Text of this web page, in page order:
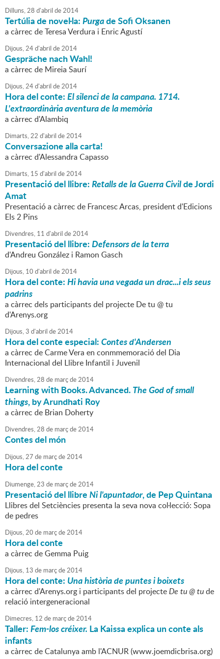
Dilluns,28 d'abril de2014
Tertúlia de novel·la:Purgade Sofi Oksanen
a càrrec de Teresa Verdura i Enric Agustí
Dijous,24d'abril de2014
Gespräche nach Wahl!
a càrrec de Mireia Saurí
Dijous,24d'abril de2014
Hora del conte:El silenci de la campana. 1714.
L'extraordinària aventura de la memòria
a càrrec d'Alambiq
Dimarts,22 d'abril de2014
Conversazione alla carta!
a càrrec d'Alessandra Capasso
Dimarts, 15 d'abril de2014
Presentació del llibre:Retalls de la Guerra Civilde Jordi
Amat
Presentació a càrrec de Francesc Arcas, president d'Edicions
Els 2 Pins
Divendres, 11 d'abril de2014
Presentació del llibre:Defensors de la terra
d'Andreu González i Ramon Gasch
Dijous, 10 d'abril de2014
Hora del conte:Hi havia una vegada un drac...i els seus
padrins
a càrrec dels participants del projecte De tu @ tu
d'Arenys.org
Dijous,3 d'abril de2014
Hora del conte especial:Contes d'Andersen
a càrrec de Carme Vera en conmmemoració del Dia
Internacional del Llibre Infantil i Juvenil
Divendres,28 de marçde2014
Learning with Books. Advanced.The God of small
things, by Arundhati Roy
a càrrec de Brian Doherty
Divendres,28 de marçde2014
Contes del món
Dijous,27 de marçde2014
Hora del conte
Diumenge,23 de marçde2014
Presentació del llibreNi l'apuntador, de Pep Quintana
Llibres del Setciències presenta la seva nova col·lecció: Sopa
de pedres
Dijous,20 de marçde2014
Hora del conte
a càrrec de Gemma Puig
Dijous, 13 de marçde2014
Hora del conte: Una història de puntes i boixets
a càrrec d'Arenys.org i participants del projecteDe tu @ tude
relació intergeneracional
Dimecres, 12 de marçde2014
Taller:Fem-los créixer. La Kaissa explica un conte als
infants
a càrrec de Catalunya amb l'ACNUR (www.joemdicbrisa.org)